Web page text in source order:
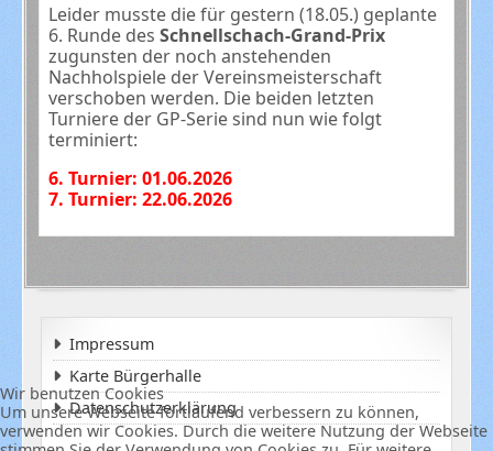
Leider musste die für gestern (18.05.) geplante
6. Runde des Schnellschach-Grand-Prix
zugunsten der noch anstehenden
Nachholspiele der Vereinsmeisterschaft
verschoben werden. Die beiden letzten
Turniere der GP-Serie sind nun wie folgt
terminiert:
6. Turnier: 01.06.2026
7. Turnier: 22.06.2026
Impressum
Karte Bürgerhalle
Datenschutzerklärung
Wir benutzen Cookies
Um unsere Webseite fortlaufend verbessern zu können,
verwenden wir Cookies. Durch die weitere Nutzung der Webseite